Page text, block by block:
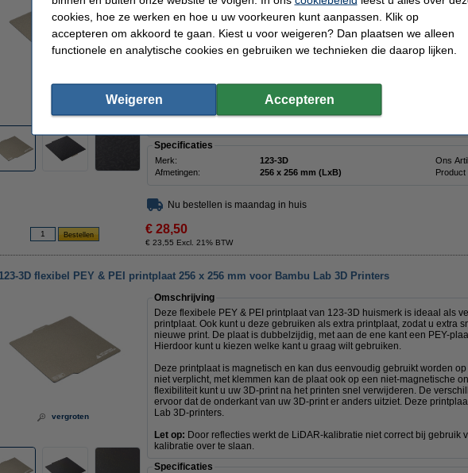
printplaat. Ook kunt u deze gebruiken als extra printplaat, zodat u extra
nieuwe print. De plaat is dubbelzijdig, met aan de ene kant een PEO-
Hierdoor kunt u kiezen welke kant u graag wilt gebruiken.
Deze printplaat is magnetisch en kan dus eenvoudig gebruikt worden
niet verplicht, met klemmen kan de plaat ook op een niet-magnetische
flexibiliteit kunt u uw 3D-print na het printen snel verwijderen. De
ervoor dat de onderkant van uw 3D-print er anders uitziet. Deze
Let op:Door reflecties werkt de LiDAR-kalibratie niet correct bij gebruik
Specificaties
Merk: 123-3D Ons
Afmetingen:
256 x 256 mm (LxB) Product
Nu bestellen is maandag in huis
€ 28,50
€ 23,55 Excl. 21% BTW
123-3D flexibel PEY & PEI printplaat 256 x 256 mm voor Bambu Lab 3D Printers
vergroten
Omschrijving
Deze flexibele PEY & PEI printplaat van 123-3D huismerk is ideaal als
printplaat. Ook kunt u deze gebruiken als extra printplaat, zodat u extra
nieuwe print. De plaat is dubbelzijdig, met aan de ene kant een PEY-
Hierdoor kunt u kiezen welke kant u graag wilt gebruiken.
Deze printplaat is magnetisch en kan dus eenvoudig gebruikt worden
niet verplicht, met klemmen kan de plaat ook op een niet-magnetische
flexibiliteit kunt u uw 3D-print na het printen snel verwijderen. De
ervoor dat de onderkant van uw 3D-print er anders uitziet. Deze
Lab 3D-printers.
Let op: Door reflecties werkt de LiDAR-kalibratie niet correct bij gebruik
kalibratie over te slaan.
Specificaties
cookies, hoe ze werken en hoe u uw voorkeuren kunt aanpassen. Klik op
accepteren om akkoord te gaan. Kiest u voor weigeren? Dan plaatsen we alleen
functionele en analytische cookies en gebruiken we technieken die daarop lijken.
Weigeren Accepteren